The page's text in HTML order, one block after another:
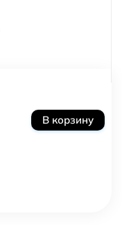
В корзину